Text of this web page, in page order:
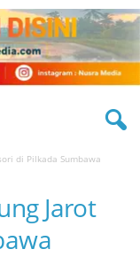
di Pilkada Sumbawa
Jarot